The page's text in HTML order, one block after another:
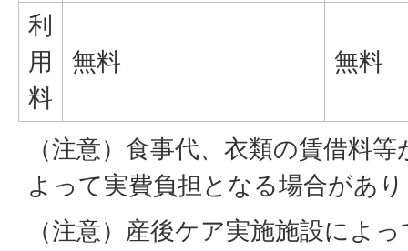
利
用
料
無料 無料
（注意）食事代、衣類の賃借料
よって実費負担となる場合があ
（注意）産後ケア実施施設によ